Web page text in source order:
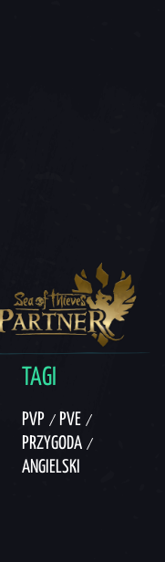
TAGI
PVP
PVE
PRZYGODA
ANGIELSKI